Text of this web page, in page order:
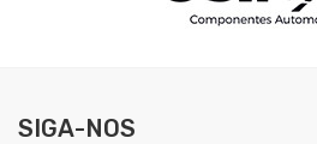
SIGA-NOS